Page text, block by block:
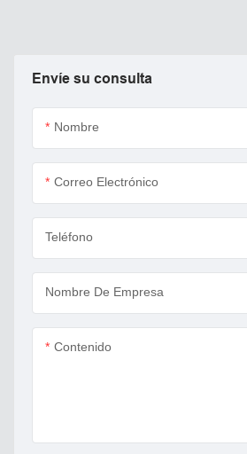
Envíe su consulta
Nombre
Correo Electrónico
Teléfono
Nombre De Empresa
Contenido